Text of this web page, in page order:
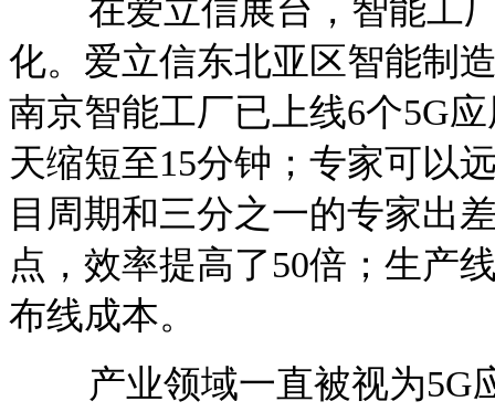
在爱立信展台，智能工厂
化。爱立信东北亚区智能制
南京智能工厂已上线6个5G
天缩短至15分钟；专家可以
目周期和三分之一的专家出
点，效率提高了50倍；生产
布线成本。
产业领域一直被视为5G